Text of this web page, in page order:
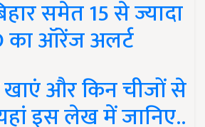
समेत 15 से ज्यादा
का ऑरेंज अलर्ट
और किन चीजों से
इस लेख में जानिए..